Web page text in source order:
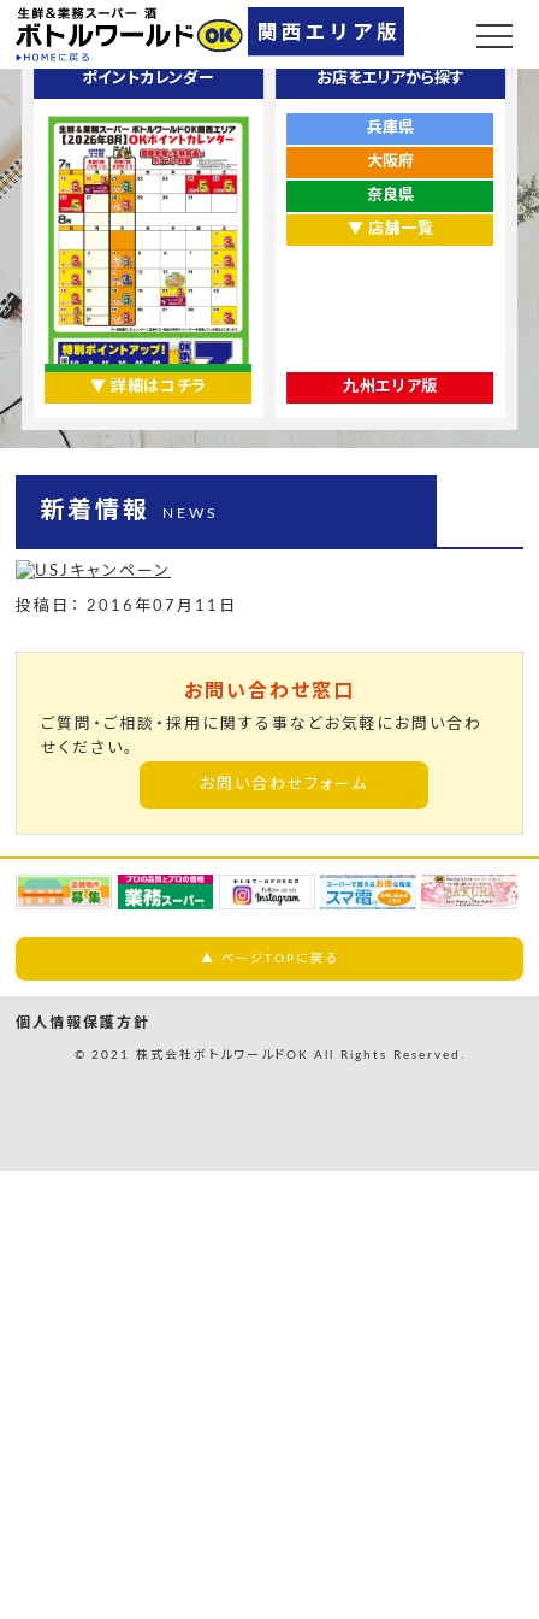
ポイントカレンダー
▼ 詳細はコチラ
お店をエリアから探す
兵庫県
大阪府
奈良県
▼ 店舗一覧
九州エリア版
新着情報 NEWS
投稿日： 2016年07月11日
お問い合わせ窓口
ご質問・ご相談・採用に関する事などお気軽にお問い合わ
せください。
お問い合わせフォーム
▲ ページTOPに戻る
個人情報保護方針
© 2021 株式会社ボトルワールドOK All Rights Reserved.